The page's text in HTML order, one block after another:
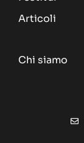
Articoli
Chi siamo